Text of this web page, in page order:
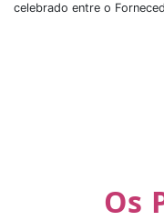
celebrado entre o
Os